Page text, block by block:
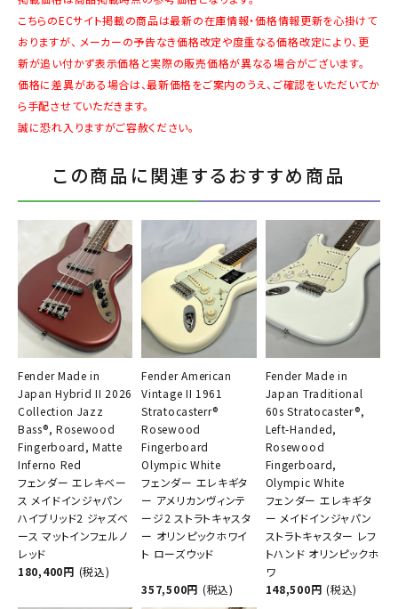
こちらのECサイト掲載の商品は最新の在庫情報・価格情報更新を心掛けて
おりますが、 メーカーの予告なき価格改定や度重なる価格改定により、更
新が追い付かず表示価格と実際の販売価格が異なる場合がございます。
価格に差異がある場合は、最新価格をご案内のうえ、ご確認をいただいてか
ら手配させていただきます。
誠に恐れ入りますがご容赦ください。
この商品に関連するおすすめ商品
Fender Made in
Japan Hybrid II 2026
Collection Jazz
Bass®, Rosewood
Fingerboard, Matte
Inferno Red
フェンダー エレキベー
ス メイドインジャパン
ハイブリッド2 ジャズベ
ース マットインフェルノ
レッド
180,400円 (税込)
Fender American
Vintage II 1961
Stratocasterr®
Rosewood
Fingerboard
Olympic White
フェンダー エレキギタ
ー アメリカンヴィンテ
ージ2 ストラトキャスタ
ー オリンピックホワイ
ト ローズウッド
357,500円 (税込)
Fender Made in
Japan Traditional
60s Stratocaster®,
Left-Handed,
Rosewood
Fingerboard,
Olympic White
フェンダー エレキギタ
ー メイドインジャパン
ストラトキャスター レフ
トハンド オリンピックホ
ワ
148,500円 (税込)